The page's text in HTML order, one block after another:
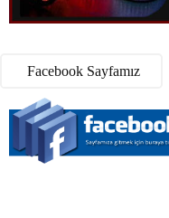
Facebook Sayfamız